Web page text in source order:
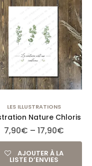
LES ILLUSTRATIONS
Nature Chloris
7,90€ – 17,90€
AJOUTER À LA
LISTE D’ENVIES